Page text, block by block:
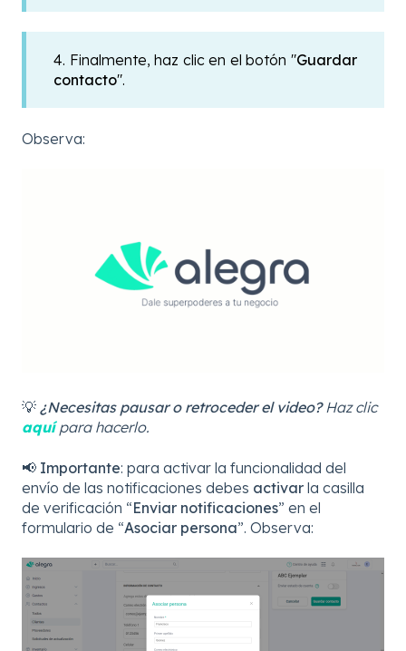
4. Finalmente, haz clic en el botón "Guardar
contacto".
Observa:
💡 ¿Necesitas pausar o retroceder el video?Haz clic
aquí para hacerlo.
📢 Importante: para activar la funcionalidad del
envío de las notificaciones debes activar la casilla
de verificación “Enviar notificaciones” en el
formulario de “Asociar persona”. Observa: